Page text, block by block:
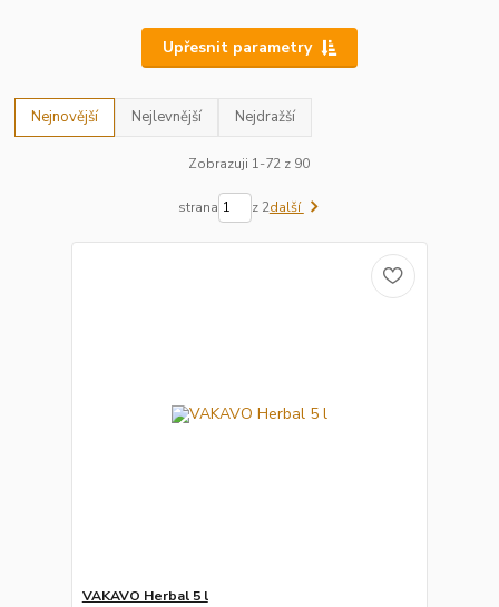
Upřesnit parametry
Nejnovější Nejlevnější Nejdražší
Zobrazuji 1-72 z 90
strana z 2další
VAKAVO Herbal 5 l